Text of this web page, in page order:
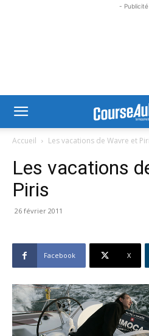
-
Accueil Les vacations de Wavre et
Les vacations
Piris
26 février 2011
Facebook X